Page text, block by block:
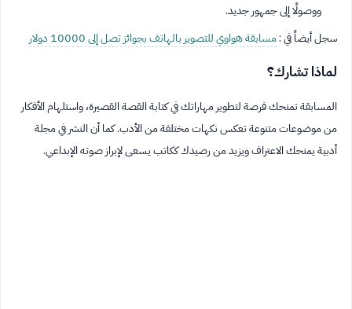
ووصولًا إلى جمهور جديد.
سجل أيضاً في :مسابقة هواوي للتصوير بالهاتف بجوائز تصل إلى 10000 دولار
لماذا تشارك؟
المسابقة تمنحك فرصة لتطوير مهاراتك في كتابة القصة القصيرة، واستلهام الأفكار
من موضوعات متنوعة تعكس نكهات مختلفة من الأدب. كما أن النشر في مجلة
أدبية يمنحك الاعتراف ويزيد من رصيدك ككاتب يسعى لإبراز صوته الإبداعي.